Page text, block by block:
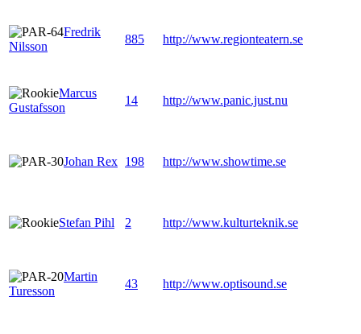
Fredrik
Nilsson
885 http://www.regionteatern.se
Marcus
Gustafsson
14 http://www.panic.just.nu
Johan Rex 198 http://www.showtime.se
Stefan Pihl 2 http://www.kulturteknik.se
Martin
Turesson
43 http://www.optisound.se